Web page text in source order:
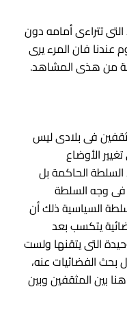
تتراءى أمامه دون
عندنا فان المرء يرى
من هذى المشاهد.
فى بلادى ليس
الأوضاع
السلطة الحاكمة بل
فى وجه السلطة
السياسية ذلك أن
يتكسب بعد
التى يتقنها ولست
الفضائيات عنه،
بين المثقفين وبين